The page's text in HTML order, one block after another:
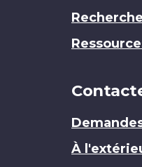
Recherche
À